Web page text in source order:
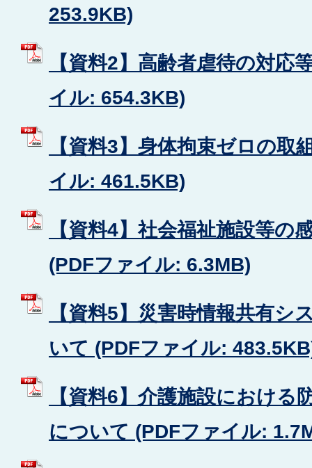
253.9KB)
【資料2】高齢者虐待の対応
イル: 654.3KB)
【資料3】身体拘束ゼロの取
イル: 461.5KB)
【資料4】社会福祉施設等の
(PDFファイル: 6.3MB)
【資料5】災害時情報共有シ
いて (PDFファイル:
【資料6】介護施設における
について (PDFファイル: